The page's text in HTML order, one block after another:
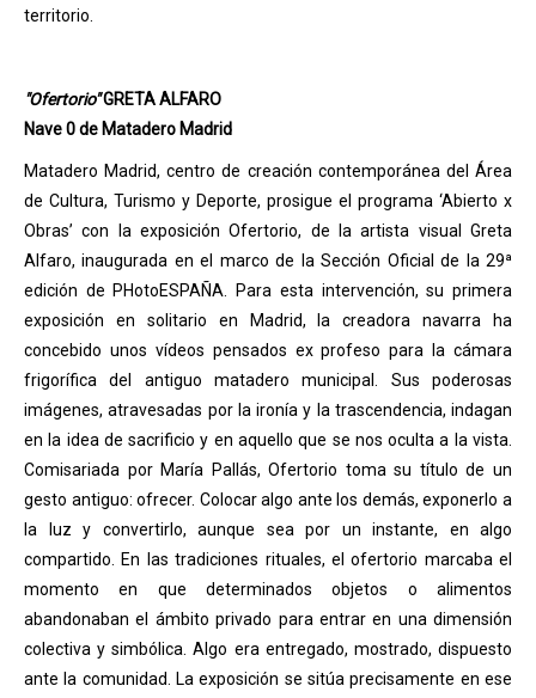
territorio.
"Ofertorio"GRETA ALFARO
Nave 0 de Matadero Madrid
Matadero Madrid, centro de creación contemporánea del Área
de Cultura, Turismo y Deporte, prosigue el programa ‘Abierto x
Obras’ con la exposición Ofertorio, de la artista visual Greta
Alfaro, inaugurada en el marco de la Sección Oficial de la 29ª
edición de PHotoESPAÑA. Para esta intervención, su primera
exposición en solitario en Madrid, la creadora navarra ha
concebido unos vídeos pensados ex profeso para la cámara
frigorífica del antiguo matadero municipal. Sus poderosas
imágenes, atravesadas por la ironía y la trascendencia, indagan
en la idea de sacrificio y en aquello que se nos oculta a la vista.
Comisariada por María Pallás, Ofertorio toma su título de un
gesto antiguo: ofrecer. Colocar algo ante los demás, exponerlo a
la luz y convertirlo, aunque sea por un instante, en algo
compartido. En las tradiciones rituales, el ofertorio marcaba el
momento en que determinados objetos o alimentos
abandonaban el ámbito privado para entrar en una dimensión
colectiva y simbólica. Algo era entregado, mostrado, dispuesto
ante la comunidad. La exposición se sitúa precisamente en ese